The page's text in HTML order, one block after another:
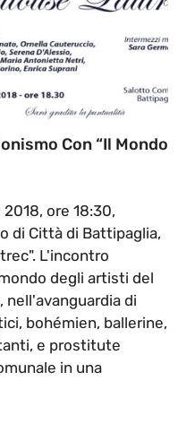
Con “Il Mondo
2018, ore 18:30,
di Città di Battipaglia,
L'incontro
degli artisti del
di
bohémien, ballerine,
e prostitute
in una